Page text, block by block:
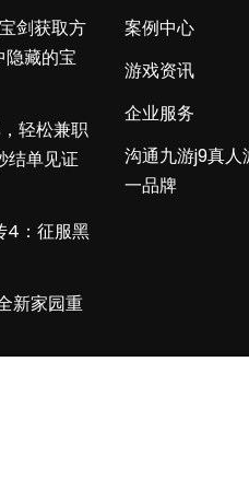
剑获取方
隐藏的宝
轻松兼职
单见证
4：征服黑
新家园重
案例中心
游戏资讯
企业服务
沟通九游j9真人
一品牌